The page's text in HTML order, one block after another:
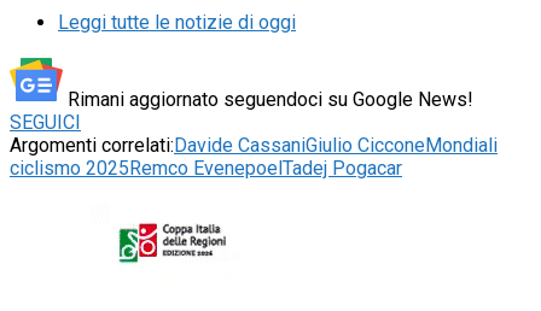
Leggi tutte le notizie di oggi
Rimani aggiornato seguendoci su Google News!
SEGUICI
Argomenti correlati: Davide CassaniGiulio CicconeMondiali
ciclismo 2025 Remco Evenepoel Tadej Pogacar